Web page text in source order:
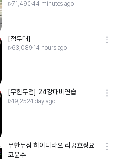
71,490 44 minutes ago
[점두대]
63,089 14 hours ago
[무한두점] 24강대비연습
19,252 1 day ago
무한두점 하이디라오 리꿍효짱요
코윤수